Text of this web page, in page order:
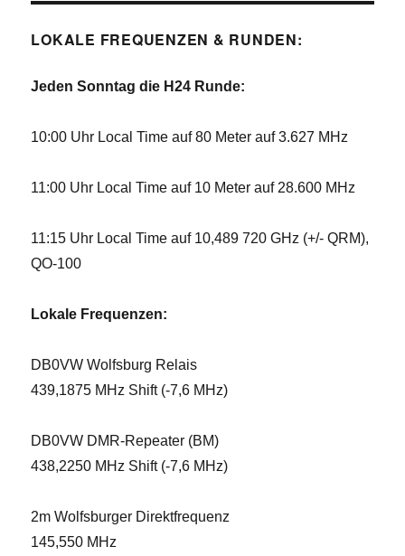
LOKALE FREQUENZEN & RUNDEN:
Jeden Sonntag die H24 Runde:
10:00 Uhr Local Time auf 80 Meter auf 3.627 MHz
11:00 Uhr Local Time auf 10 Meter auf 28.600 MHz
11:15 Uhr Local Time auf 10,489 720 GHz (+/- QRM),
QO-100
Lokale Frequenzen:
DB0VW Wolfsburg Relais
439,1875 MHz Shift (-7,6 MHz)
DB0VW DMR-Repeater (BM)
438,2250 MHz Shift (-7,6 MHz)
2m Wolfsburger Direktfrequenz
145,550 MHz